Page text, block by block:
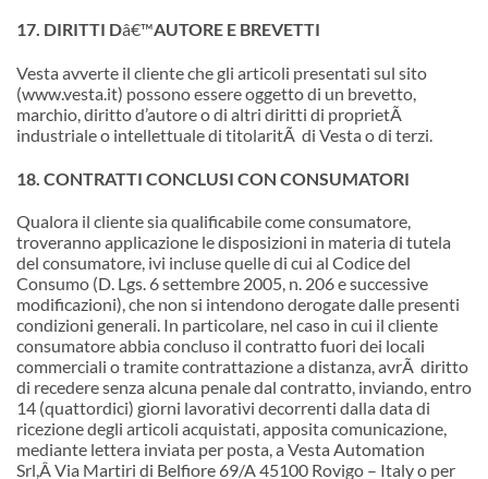
17. DIRITTI Dâ€™AUTORE E BREVETTI
Vesta avverte il cliente che gli articoli presentati sul sito
(www.vesta.it) possono essere oggetto di un brevetto,
marchio, diritto d’autore o di altri diritti di proprietÃ
industriale o intellettuale di titolaritÃ di Vesta o di terzi.
18. CONTRATTI CONCLUSI CON CONSUMATORI
Qualora il cliente sia qualificabile come consumatore,
troveranno applicazione le disposizioni in materia di tutela
del consumatore, ivi incluse quelle di cui al Codice del
Consumo (D. Lgs. 6 settembre 2005, n. 206 e successive
modificazioni), che non si intendono derogate dalle presenti
condizioni generali. In particolare, nel caso in cui il cliente
consumatore abbia concluso il contratto fuori dei locali
commerciali o tramite contrattazione a distanza, avrÃ diritto
di recedere senza alcuna penale dal contratto, inviando, entro
14 (quattordici) giorni lavorativi decorrenti dalla data di
ricezione degli articoli acquistati, apposita comunicazione,
mediante lettera inviata per posta, a Vesta Automation
Srl,Â Via Martiri di Belfiore 69/A 45100 Rovigo – Italy o per